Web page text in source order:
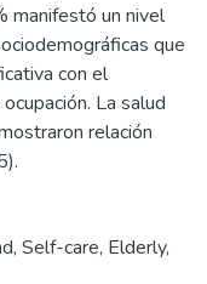
manifestó un nivel
que
con el
La salud
relación
, Self-care, Elderly,